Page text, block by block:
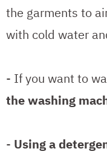
the garments to
with cold water
- If you want to
the washing
- Using a